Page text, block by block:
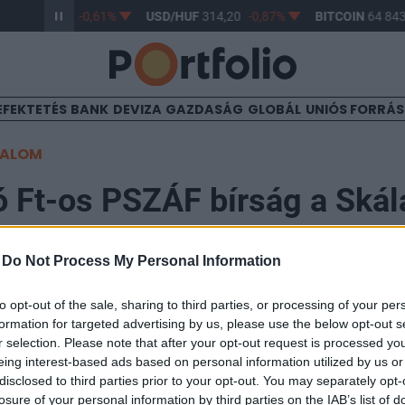
Do Not Process My Personal Information
opt-out of the sale, sharing to third parties, or processing of your
for targeted advertising by us, please use the below opt-out
selection. Please note that after your opt-out request is processed
interest-based ads based on personal information utilized by us
to third parties prior to your opt-out. You may separately
of your personal information by third parties on the IAB’s list of
363,17 -0,61% USD/HUF314,20 -0,87% BITCOIN64
BANK DEVIZA GAZDASÁG GLOBÁL UNIÓS
Ft-os PSZÁF bírság a
és Ipari Rt.-t 1 millió Ft bírság
évben létrejött nagy volumenű hitelügyleteit
nem jelentette, hanem arról csak a 2001. évi